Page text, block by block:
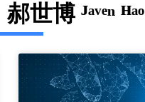
郝世博 ᴶᵃᵛᵉⁿ ᴴᵃᵒ